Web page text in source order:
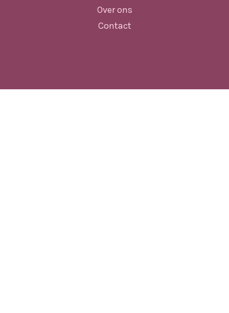
Over ons
Contact